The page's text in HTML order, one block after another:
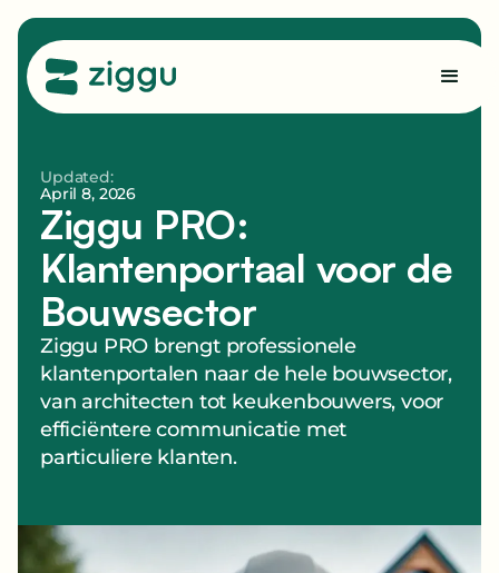
Updated:
April 8, 2026
Ziggu PRO:
Klantenportaal voor de
Bouwsector
Ziggu PRO brengt professionele
klantenportalen naar de hele bouwsector,
van architecten tot keukenbouwers, voor
efficiëntere communicatie met
particuliere klanten.